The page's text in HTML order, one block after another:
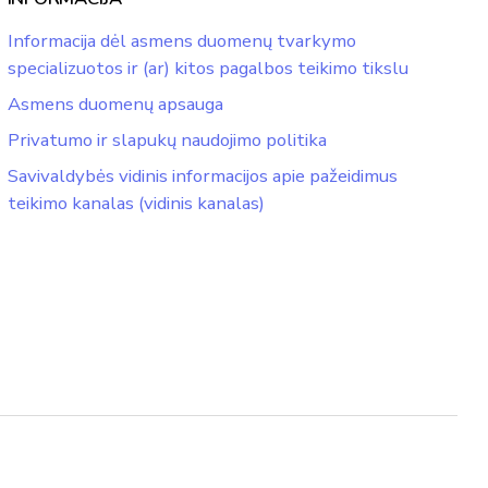
Informacija dėl asmens duomenų tvarkymo
specializuotos ir (ar) kitos pagalbos teikimo tikslu
Asmens duomenų apsauga
Privatumo ir slapukų naudojimo politika
Savivaldybės vidinis informacijos apie pažeidimus
teikimo kanalas (vidinis kanalas)